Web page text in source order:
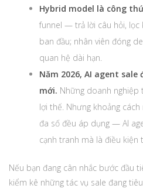
Hybrid model là công
funnel — trả lời câu hỏi, lọc
ban đầu; nhân viên đóng
quan hệ dài hạn.
Năm 2026, AI agent
mới. Những doanh nghiệp
lợi thế. Nhưng khoảng
đa số đều áp dụng — AI
cạnh tranh mà là điều kiện
Nếu bạn đang cân nhắc bước đầu
kiểm kê những tác vụ sale đang